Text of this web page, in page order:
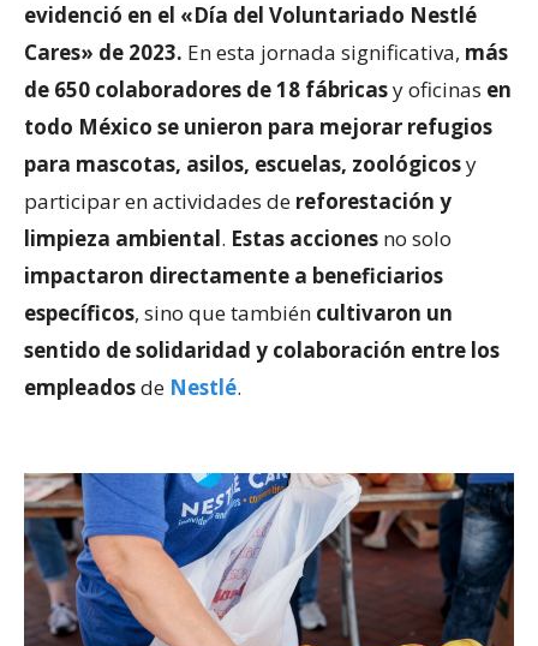
evidenció en el «Día del Voluntariado Nestlé
Cares» de 2023. En esta jornada significativa, más
de 650 colaboradores de 18 fábricasy oficinas en
todo México se unieron para mejorar refugios
para mascotas, asilos, escuelas, zoológicosy
participar en actividades de reforestación y
limpieza ambiental. Estas acciones no solo
impactaron directamente a beneficiarios
específicos, sino que también cultivaron un
sentido de solidaridad y colaboración entre los
empleadosde Nestlé.